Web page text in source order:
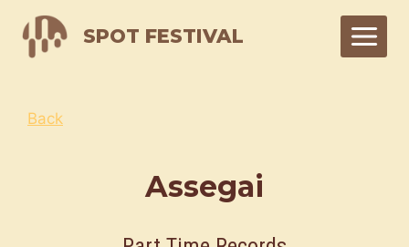
content
SPOT FESTIVAL
Back
Assegai